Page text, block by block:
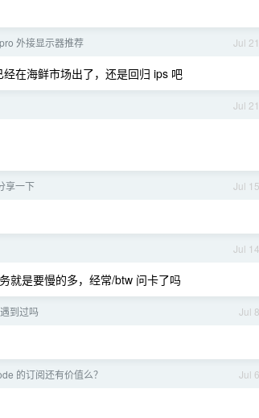
Jul 21
外接显示器推荐
在海鲜市场出了，还是回归 ips 吧
Jul 21
Jul 15
享一下
Jul 14
就是要慢的多，经常/btw 问卡了吗
Jul 8
到过吗
Jul 6
的订阅还有价值么？